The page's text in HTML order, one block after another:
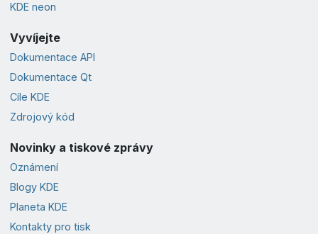
KDE neon
Vyvíjejte
Dokumentace API
Dokumentace Qt
Cíle KDE
Zdrojový kód
Novinky a tiskové zprávy
Oznámení
Blogy KDE
Planeta KDE
Kontakty pro tisk